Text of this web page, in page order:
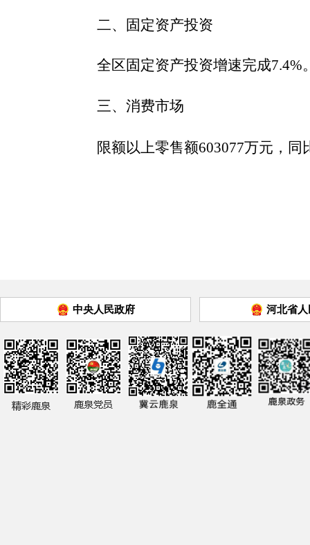
二、固定资产投资
全区固定资产投资增速完成7.4%
三、 消费市场
限额以上零售额603077万元， 同